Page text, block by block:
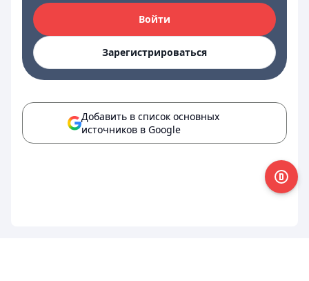
Войти
Зарегистрироваться
Добавить в список основных
источников в Google